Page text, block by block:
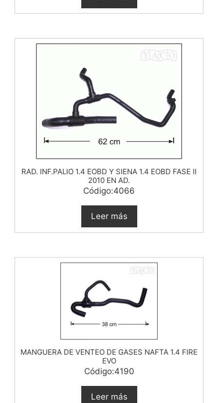
RAD. INF.PALIO 1.4 EOBD Y SIENA 1.4 EOBD FASE II
2010 EN AD.
Código:4066
Leer más
MANGUERA DE VENTEO DE GASES NAFTA 1.4 FIRE
EVO
Código:4190
Leer más